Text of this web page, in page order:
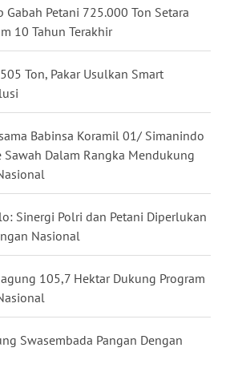
Gabah Petani 725.000 Ton Setara
10 Tahun Terakhir
Ton, Pakar Usulkan Smart
Babinsa Koramil 01/ Simanindo
Sawah Dalam Rangka Mendukung
Sinergi Polri dan Petani Diperlukan
Nasional
105,7 Hektar Dukung Program
Swasembada Pangan Dengan